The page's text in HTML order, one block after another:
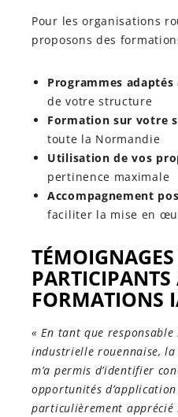
Pour les organisations
proposons des
Programmes adaptés
de votre structure
Formation sur votre
toute la Normandie
Utilisation de vos
pertinence maximale
Accompagnement
faciliter la mise en
FORMATIONS
« En tant que responsable
industrielle rouennaise,
m’a permis d’identifier
opportunités
particulièrement apprécié